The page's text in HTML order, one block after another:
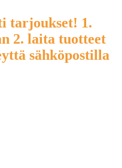
tarjoukset! 1.
2. laita tuotteet
sähköpostilla